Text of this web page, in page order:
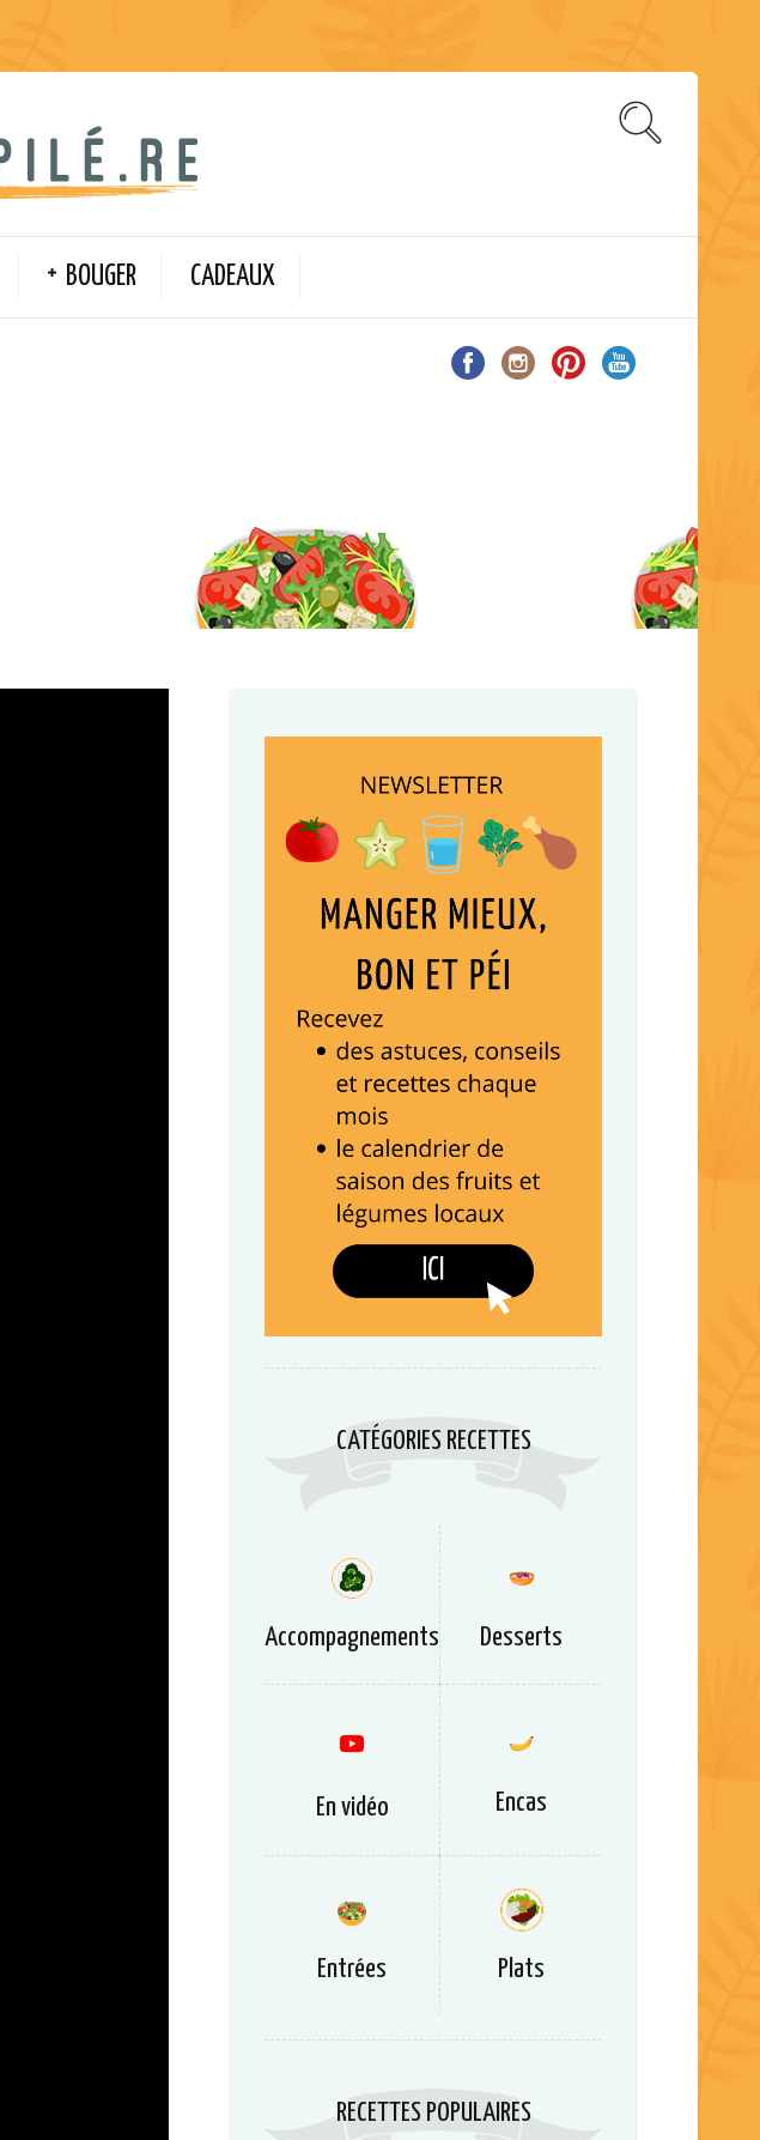
BOUGER CADEAUX
CATÉGORIES RECETTES
Accompagnements Desserts
En vidéo Encas
Entrées Plats
RECETTES POPULAIRES